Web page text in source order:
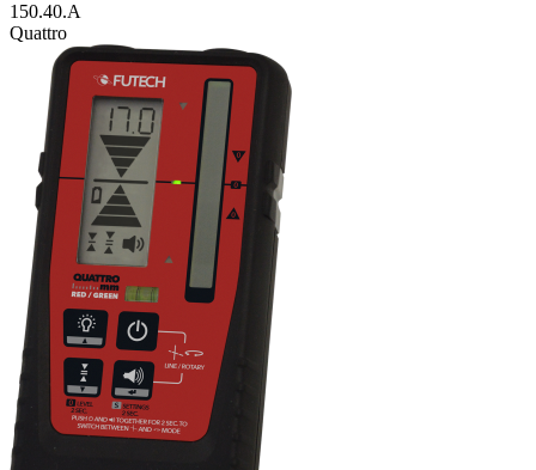
150.40.A
Quattro